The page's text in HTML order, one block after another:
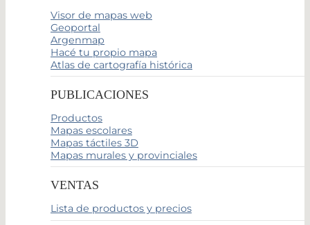
Visor de mapas web
Geoportal
Argenmap
Hacé tu propio mapa
Atlas de cartografía histórica
PUBLICACIONES
Productos
Mapas escolares
Mapas táctiles 3D
Mapas murales y provinciales
VENTAS
Lista de productos y precios